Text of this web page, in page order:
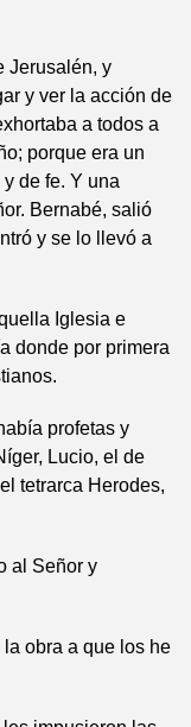
Jerusalén, y
y ver la acción de
a todos a
porque era un
de fe. Y una
Bernabé, salió
y se lo llevó a
Iglesia e
donde por primera
profetas y
Lucio, el de
tetrarca Herodes,
al Señor y
obra a que los he